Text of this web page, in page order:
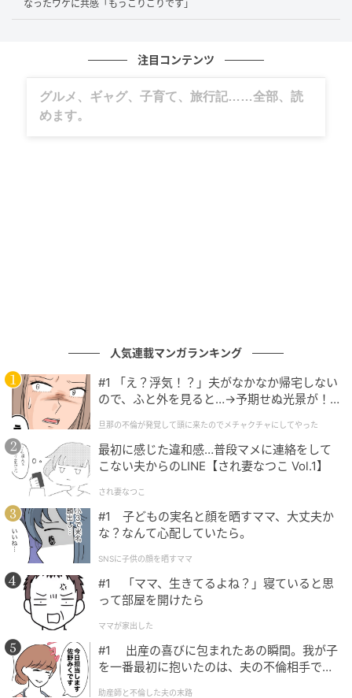
出典：スッキリンお片付けチャンネル
り、どんどん追い込まれていく依頼者さん。
平日は朝から晩まで学校に拘束され、土日はアルバイ
ト。そして、残った夜のわずかな時間で必死に課題を
こなす…こんな生活を続けるうちに寝る時間さえなく
なってしまい、心と体はついに限界を迎えます。気づ
けばモノが溜まり始めるようになってしまったようで
なったワケに共感「もうこりごりです」
注目コンテンツ
グルメ、ギャグ、子育て、旅行記……全部、読
めます。
人気連載マンガランキング
#1 「え？浮気！？」夫がなかなか帰宅しない
ので、ふと外を見ると…→予期せぬ光景が！
クチャにしてやった
旦那の不倫が発覚して頭に来たのでメチャクチャにしてやった
最初に感じた違和感…普段マメに連絡をして
こない夫からのLINE【され妻なつこ Vol.1】
され妻なつこ
#1 子どもの実名と顔を晒すママ、大丈夫か
な？なんて心配していたら。
SNSに子供の顔を晒すママ
#1 「ママ、生きてるよね？」寝ていると思
って部屋を開けたら
ママが家出した
#1 出産の喜びに包まれたあの瞬間。我が子
を一番最初に抱いたのは、夫の不倫相手でし
助産師と不倫した夫の末路